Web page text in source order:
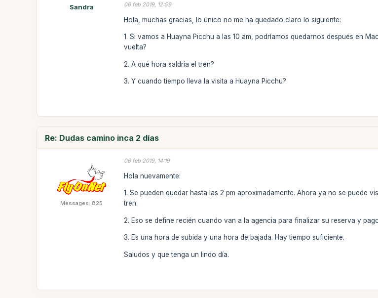
Sandra 06 feb 2019, 12:59
Hola, muchas gracias, lo único no me ha quedado claro lo siguiente:
1. Si vamos a Huayna Picchu a las 10 am, podríamos quedarnos después en
vuelta?
2. A qué hora saldría el tren?
3. Y cuando tiempo lleva la visita a Huayna Picchu?
Re: Dudas camino inca 2 días
Messages: 825
06 feb 2019, 14:19
Hola nuevamente:
1. Se pueden quedar hasta las 2 pm aproximadamente. Ahora ya no se puede
tren.
2. Eso se define recién cuando van a la agencia para finalizar su reserva y
3. Es una hora de subida y una hora de bajada. Hay tiempo suficiente.
Saludos y que tenga un lindo día.